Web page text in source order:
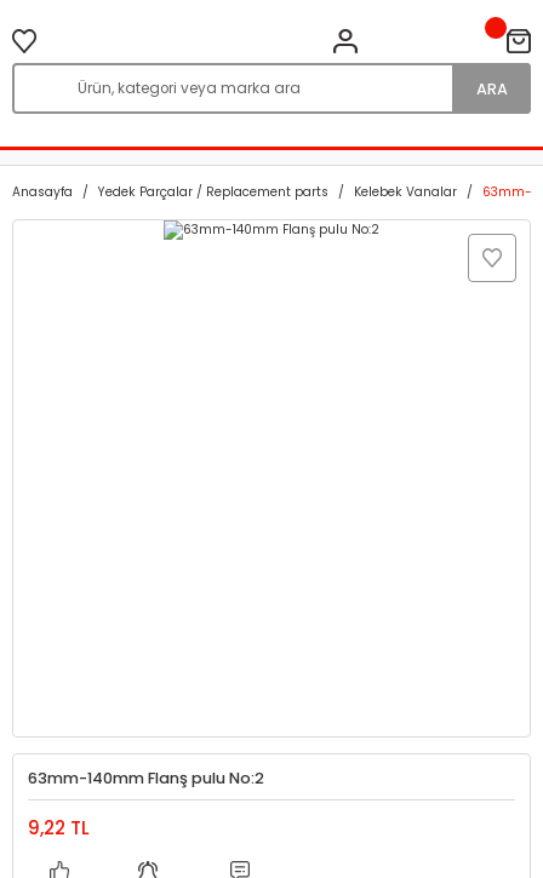
ARA
Anasayfa Yedek Parçalar / Replacement parts Kelebek Vanalar 63mm-
63mm-140mm Flanş pulu No:2
9,22 TL